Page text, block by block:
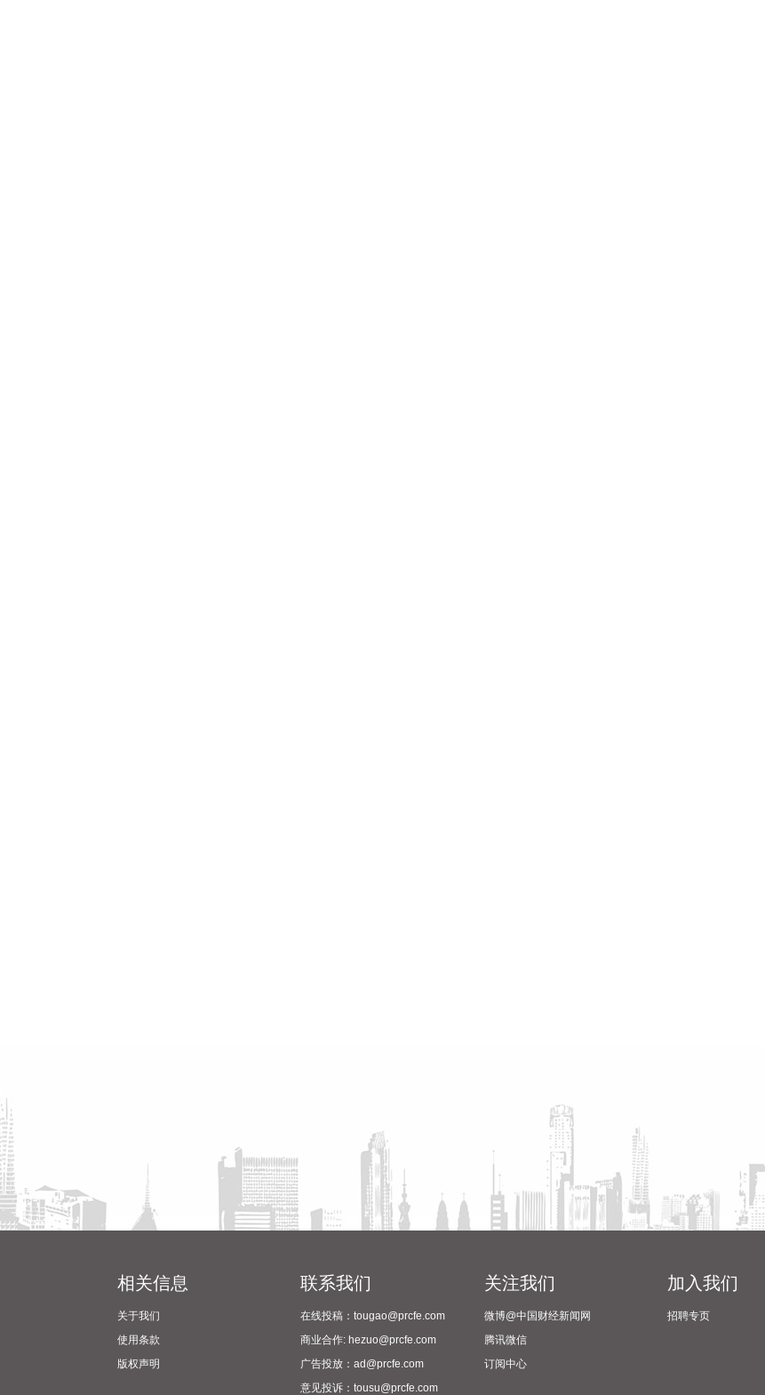
相关信息
关于我们
使用条款
版权声明
联系我们
在线投稿：tougao@prcfe.com
商业合作: hezuo@prcfe.com
广告投放：ad@prcfe.com
意见投诉：tousu@prcfe.com
关注我们
微博@中国财经新闻网
腾讯微信
订阅中心
加入我们
招聘专页